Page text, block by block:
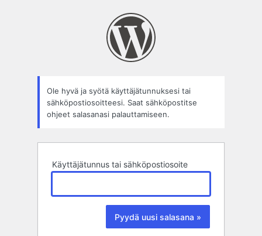
Ole hyvä ja syötä käyttäjätunnuksesi tai
sähköpostiosoitteesi. Saat sähköpostitse
ohjeet salasanasi palauttamiseen.
Käyttäjätunnus tai sähköpostiosoite